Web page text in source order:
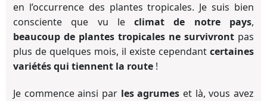
en l’occurrence des plantes tropicales. Je suis bien
consciente que vu leclimat de notre pays,
beaucoup de plantes tropicales ne survivront pas
plus de quelques mois, il existe cependant certaines
variétés qui tiennent la route !
Je commence ainsi par les agrumes et là, vous avez